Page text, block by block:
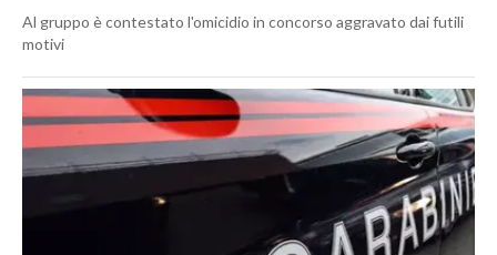
Al gruppo è contestato l'omicidio in concorso aggravato dai futili
motivi